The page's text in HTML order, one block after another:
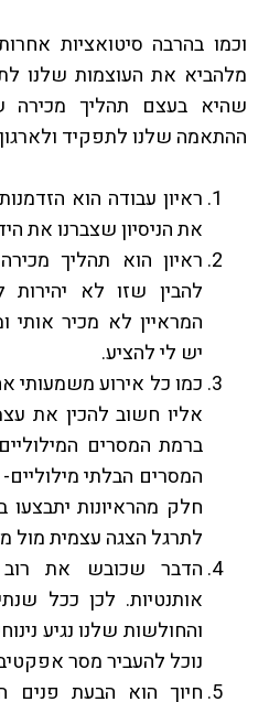
וכמו בהרבה סיטואציות
מלהביא את העוצמות שלנו
שהיא בעצם תהליך מכירה
ההתאמה שלנו לתפקיד
ראיון עבודה הוא
את הניסיון שצברנו את
ראיון הוא תהליך
להבין שזו לא
המראיין לא מכיר אותי
יש לי להציע.
כמו כל אירוע משמעותי
אליו חשוב להכין את
ברמת המסרים
המסרים הבלתי
חלק מהראיונות יתבצעו
לתרגל הצגה עצמית מול
הדבר שכובש את
אותנטיות. לכן ככל
והחולשות שלנו נגיע
נוכל להעביר מסר
חיוך הוא הבעת פנים